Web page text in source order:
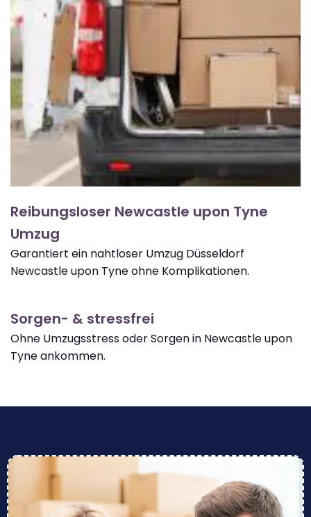
Reibungsloser Newcastle upon Tyne
Umzug
Garantiert ein nahtloser Umzug Düsseldorf
Newcastle upon Tyne ohne Komplikationen.
Sorgen- & stressfrei
Ohne Umzugsstress oder Sorgen in Newcastle upon
Tyne ankommen.